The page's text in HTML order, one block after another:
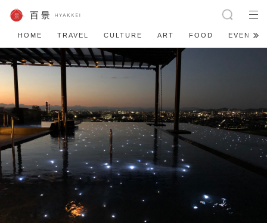
HOME TRAVEL CULTURE ART FOOD EVENT